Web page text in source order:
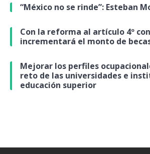
“México no se rinde”: Esteban
Con la reforma al artículo 4º
incrementará el monto de
Mejorar los perfiles
reto de las universidades e
educación superior